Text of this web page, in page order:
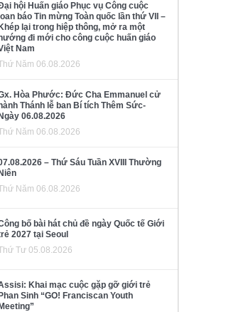
hội Huấn giáo Phục vụ Công cuộc
loan báo Tin mừng Toàn quốc lần thứ VII –
Khép lại trong hiệp thông, mở ra một
hướng đi mới cho công cuộc huấn giáo
Nam
Năm 06.08.2026
Hòa Phước: Đức Cha Emmanuel cử
hành Thánh lễ ban Bí tích Thêm Sức-
Ngày 06.08.2026
Năm 06.08.2026
– Thứ Sáu Tuần XVIII Thường
Niên
Năm 06.08.2026
bố bài hát chủ đề ngày Quốc tế Giới
2027 tại Seoul
Tư 05.08.2026
Khai mạc cuộc gặp gỡ giới trẻ
Sinh “GO! Franciscan Youth